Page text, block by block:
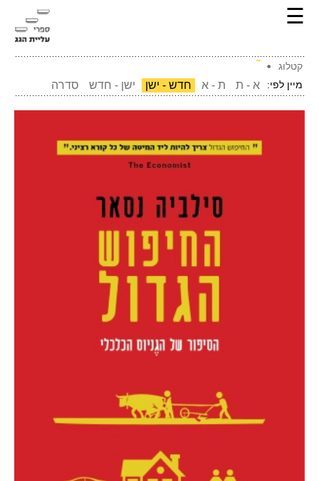
☰
קטלוג
מיין לפי:
א - ת ת - א חדש - ישן ישן - חדש סדרה